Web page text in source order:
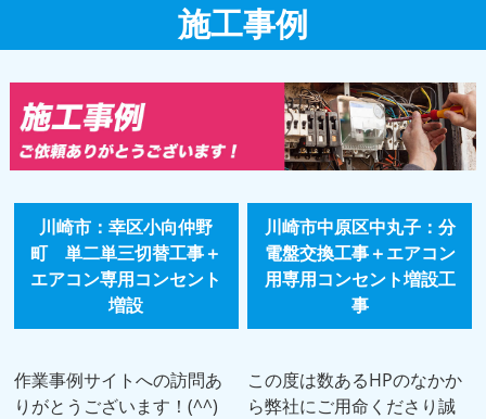
施工事例
川崎市：幸区小向仲野
町 単二単三切替工事＋
エアコン専用コンセント
増設
作業事例サイトへの訪問あ
りがとうございます！(^^)
川崎市中原区中丸子：分
電盤交換工事＋エアコン
用専用コンセント増設工
事
この度は数あるHPのなかか
ら弊社にご用命くださり誠